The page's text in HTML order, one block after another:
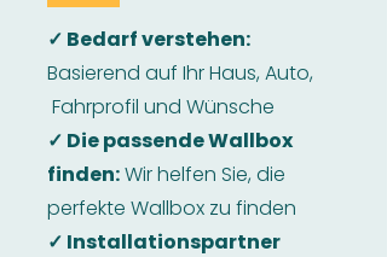
✓ Bedarf verstehen:
Basierend auf Ihr Haus, Auto,
Fahrprofil und Wünsche
✓ Die passende Wallbox
finden:Wir helfen Sie, die
perfekte Wallbox zu finden
✓ Installationspartner